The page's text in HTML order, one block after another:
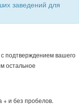
подтверждением вашего
остальное
и без пробелов.